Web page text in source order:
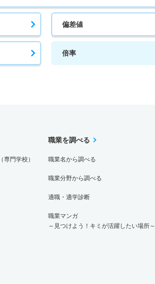
偏差値
倍率
門学校）
職業を調べる
職業名から調べる
職業分野から調べる
適職・適学診断
職業マンガ
～見つけよう！キミが活躍したい場所～